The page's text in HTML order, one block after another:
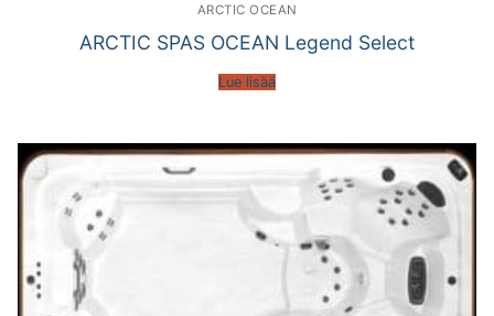
ARCTIC OCEAN
ARCTIC SPAS OCEAN Legend Select
Lue lisää